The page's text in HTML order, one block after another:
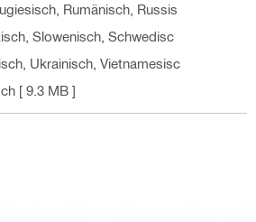
Rumänisch, Russis
Slowenisch, Schwedisc
Ukrainisch, Vietnamesisc
[ 9.3 MB ]